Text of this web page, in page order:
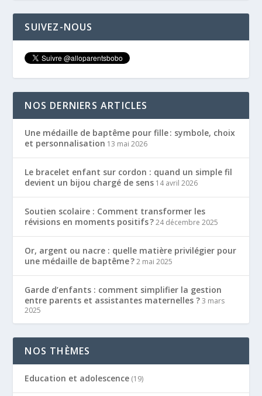
SUIVEZ-NOUS
NOS DERNIERS ARTICLES
Une médaille de baptême pour fille : symbole, choix
et personnalisation 13 mai 2026
Le bracelet enfant sur cordon : quand un simple fil
devient un bijou chargé de sens 14 avril 2026
Soutien scolaire : Comment transformer les
révisions en moments positifs ? 24 décembre 2025
Or, argent ou nacre : quelle matière privilégier pour
une médaille de baptême ? 2 mai 2025
Garde d’enfants : comment simplifier la gestion
entre parents et assistantes maternelles ? 3 mars
2025
NOS THÈMES
Education et adolescence (19)